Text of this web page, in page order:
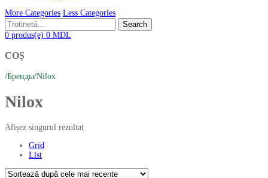
More Categories Less Categories
Search
0 produs(e) 0 MDL
COȘ
/Бренды/Nilox
Nilox
Afișez singurul rezultat
Grid
List